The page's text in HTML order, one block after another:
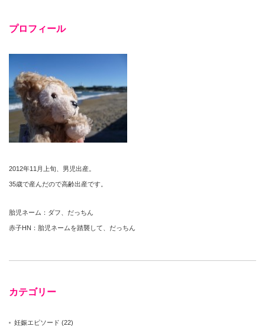
プロフィール
2012年11月上旬、男児出産。
35歳で産んだので高齢出産です。
胎児ネーム：ダフ、だっちん
赤子HN：胎児ネームを踏襲して、だっちん
カテゴリー
妊娠エピソード (22)